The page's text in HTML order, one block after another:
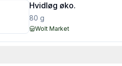
Hvidløg øko.
80 g
Wolt Market